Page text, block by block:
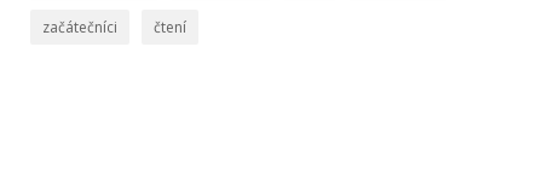
začátečníci čtení